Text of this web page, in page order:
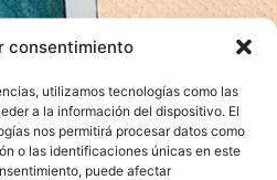
consentimiento
utilizamos tecnologías como las
a la información del dispositivo. El
nos permitirá procesar datos como
o las identificaciones únicas en este
puede afectar